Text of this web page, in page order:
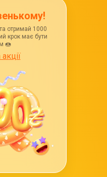
отримай 1000
крок має бути
🍩